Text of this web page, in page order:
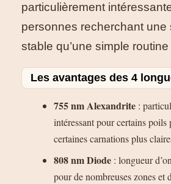
particulièrement
personnes recherchant une
stable qu’une simple routine
Les avantages des 4
755 nm Alexandrite :
intéressant pour certains poils
certaines carnations plus
808 nm Diode : longueur
pour de nombreuses zones et